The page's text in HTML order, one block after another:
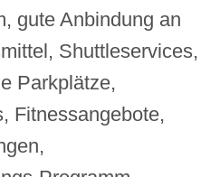
gute Anbindung an
Shuttleservices,
Parkplätze,
Fitnessangebote,